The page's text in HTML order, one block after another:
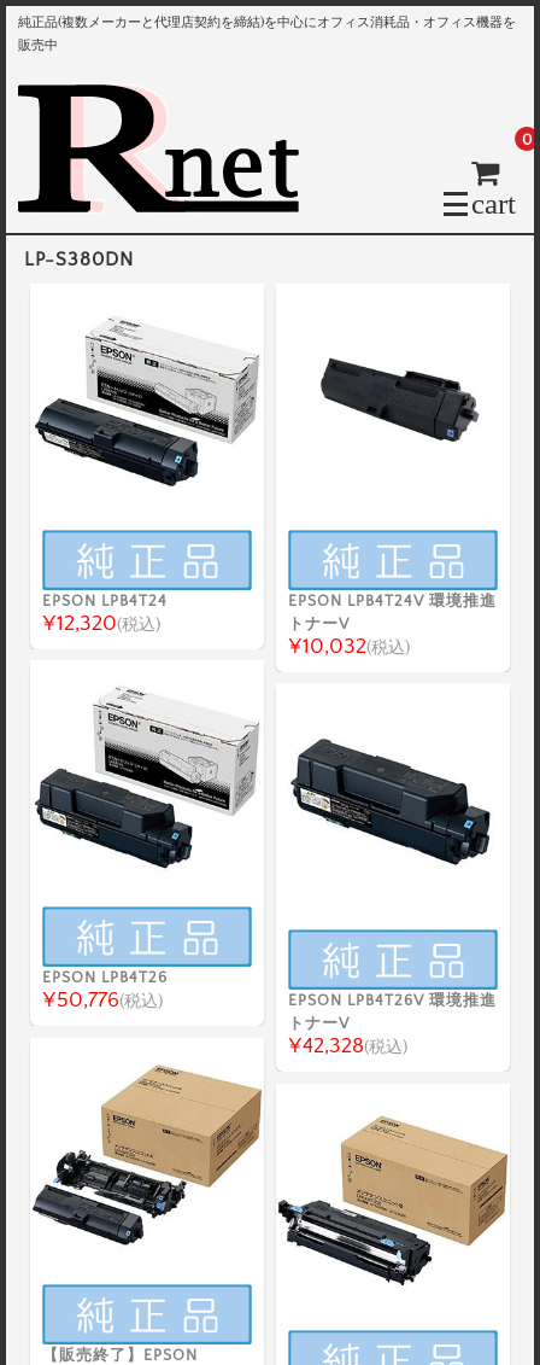
純正品(複数メーカーと代理店契約を締結)を中心にオフィス消耗品・オフィス機器を
販売中
cart
0
LP-S380DN
EPSON LPB4T24
¥12,320(税込)
EPSON LPB4T24V 環境推進
トナーV
¥10,032(税込)
EPSON LPB4T26
¥50,776(税込)
EPSON LPB4T26V 環境推進
トナーV
¥42,328(税込)
【販売終了】EPSON